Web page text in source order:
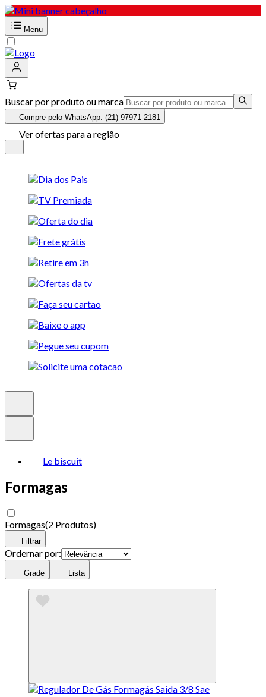
Menu
Buscar por produto ou marca
Compre pelo WhatsApp: (21) 97971-2181
Ver ofertas para a região
Le biscuit
Formagas
Formagas(2 Produtos)
Filtrar
Ordernar por:
Grade Lista